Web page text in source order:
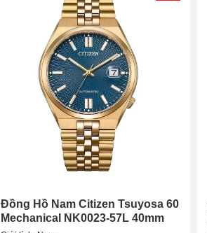
Đồng Hồ Nam Citizen Tsuyosa 60
Mechanical NK0023-57L 40mm